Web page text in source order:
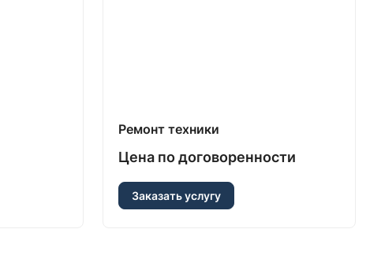
Ремонт техники
Цена по договоренности
Заказать услугу